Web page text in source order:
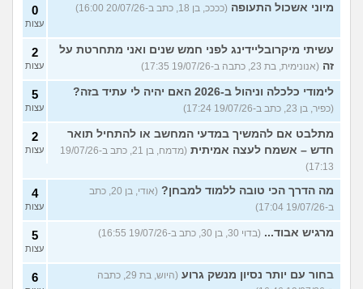
מיוני אשכול התעופה (ככככ, בן 18, כתב ב-20/07/26 16:00) 0
עצות
עשיתי מיקרובליידינג לפני חמש שנים ואני מתחרטת על
זה (אנונימית, בת 23, כתבה ב-19/07/26 17:35)
2
עצות
לימודי כלכלה וניהול ב-2026 האם יהיה לי עתיד בזה?
(כפיר, בן 23, כתב ב-19/07/26 17:24)
5
עצות
מתלבט אם להמשיך במדעי המחשב או להתחיל תואר
חדש – אשמח לעצה אמיתית
(מדמח, בן 21, כתב ב-19/07/26
17:13)
2
עצות
מה הדרך הכי טובה ללמוד למבחן?
(אודי, בן 20, כתב
ב-19/07/26 17:04)
4
עצות
מרגיש אבוד... (בדוי 30, בן 30, כתב ב-19/07/26 16:55) 5
עצות
בחור עם יותר נסיון מנשק גרוע
(היוש, בת 29, כתבה
6